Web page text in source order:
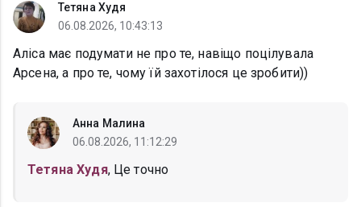
Тетяна Худя
06.08.2026, 10:43:13
Аліса має подумати не про те, навіщо поцілувала
Арсена, а про те, чому їй захотілося це зробити))
Анна Малина
06.08.2026, 11:12:29
Тетяна Худя, Це точно